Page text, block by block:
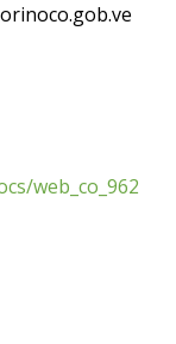
web_co_962